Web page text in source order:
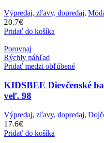
Výpredaj, zľavy, dopredaj,
20.7€
Pridať do košíka
Porovnaj
Rýchly náhľad
Pridať medzi obľúbené
KIDSBEE Dievčenské
veľ. 98
Výpredaj, zľavy, dopredaj,
17.6€
Pridať do košíka